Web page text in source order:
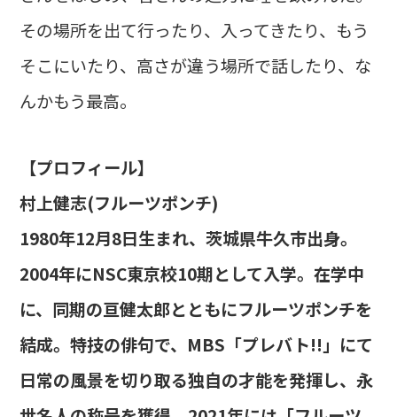
その場所を出て行ったり、入ってきたり、もう
そこにいたり、高さが違う場所で話したり、な
んかもう最高。
【プロフィール】
村上健志(フルーツポンチ)
1980年12月8日生まれ、茨城県牛久市出身。
2004年にNSC東京校10期として入学。在学中
に、同期の亘健太郎とともにフルーツポンチを
結成。特技の俳句で、MBS「プレバト!!」にて
日常の風景を切り取る独自の才能を発揮し、永